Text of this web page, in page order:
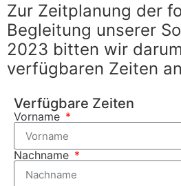
Zur Zeitplanung der
Begleitung unserer
2023 bitten wir
verfügbaren Zeiten
Verfügbare Zeiten
Vorname
Nachname